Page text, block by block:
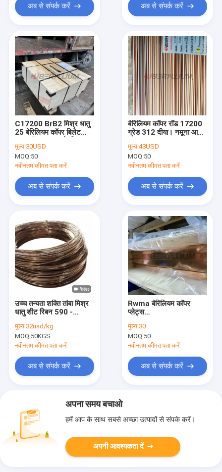
अब से संपर्क करें अब से संपर्क करें
C17200 BrB2 मिश्र धातु
25 बेरिलियम कॉपर बिलेट
मूल्य:30USD
MOQ:50
नवीनतम कीमत पता करें
अब से संपर्क करें
बेरिलियम कॉपर रॉड 17200
ग्रेड 312 दीया। नमूना आदेश
मूल्य:43USD
MOQ:50
नवीनतम कीमत पता करें
अब से संपर्क करें
उच्च तन्यता शक्ति तांबा मिश्र
धातु शीट रिबन 590 -
मूल्य:32usd/kg
MOQ:50KGS
नवीनतम कीमत पता करें
अब से संपर्क करें
Rwma बेरिलियम कॉपर
प्लेट्स
CuBe2 स्क्वायर
मूल्य:30
MOQ:50
नवीनतम कीमत पता करें
अब से संपर्क करें
अपना समय बचाओ
हमें आप के साथ सबसे अच्छा उत्पादों से संपर्क करें।
अपनी आवश्यकता दें